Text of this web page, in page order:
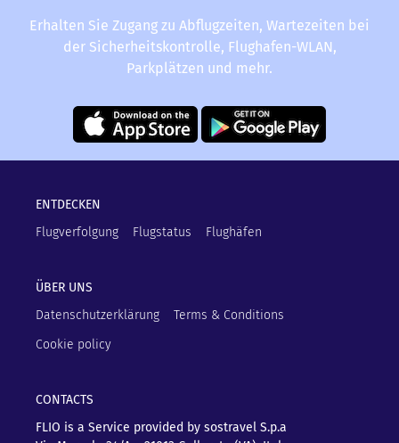
Erhalten Sie Zugang zu Abflugzeiten, Wartezeiten bei
der Sicherheitskontrolle, Flughafen-WLAN,
Parkplätzen und mehr.
ENTDECKEN
Flugverfolgung
Flugstatus Flughäfen
ÜBER UNS
Datenschutzerklärung
Terms & Conditions
Cookie policy
CONTACTS
FLIO is a Service provided by sostravel S.p.a